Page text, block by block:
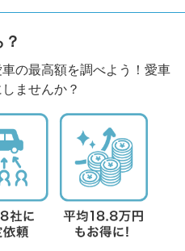
の最高額を調べよう！愛車
ませんか？